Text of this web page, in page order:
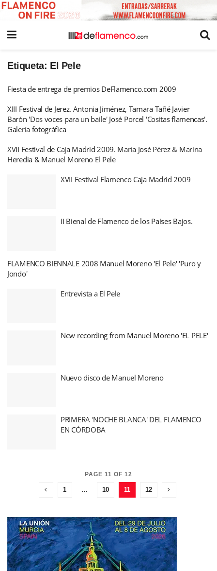
Etiqueta: El Pele
Fiesta de entrega de premios DeFlamenco.com 2009
XIII Festival de Jerez. Antonia Jiménez, Tamara Tañé Javier
Barón 'Dos voces para un baile' José Porcel 'Cositas flamencas'.
Galería fotográfica
XVII Festival de Caja Madrid 2009. María José Pérez & Marina
Heredia & Manuel Moreno El Pele
XVII Festival Flamenco Caja Madrid 2009
II Bienal de Flamenco de los Países Bajos.
FLAMENCO BIENNALE 2008 Manuel Moreno 'El Pele' 'Puro y
Jondo'
Entrevista a El Pele
New recording from Manuel Moreno 'EL PELE'
Nuevo disco de Manuel Moreno
PRIMERA 'NOCHE BLANCA' DEL FLAMENCO
EN CÓRDOBA
PAGE 11 OF 12
1 10 11 12